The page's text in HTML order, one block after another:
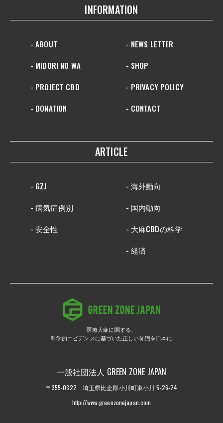
INFORMATION
- ABOUT
- MIDORI NO WA
- PROJECT CBD
- DONATION
- NEWS LETTER
- SHOP
- PRIVACY POLICY
- CONTACT
ARTICLE
- GZJ
- 病気症例別
- 安全性
- 海外動向
- 国内動向
- 大麻CBDの科学
- 経済
医療大麻に関する、
科学的エビデンスに基づいた正しい知識を日本に
一般社団法人 GREEN ZONE JAPAN
〒355-0322 埼玉県比企郡小川町東小川 5-26-24
http://www.greenzonejapan.com